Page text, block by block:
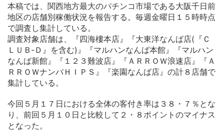
本稿では、関西地方最大のパチンコ市場である大阪千日前
地区の店舗別稼働状況を報告する。毎週金曜日１５時時点
で調査し集計している。
調査対象店舗は、『四海樓本店』『大東洋なんば店(『Ｃ
ＬＵＢ‐Ｄ』を含む)』『マルハンなんば本館』『マルハン
なんば新館』『１２３難波店』『ＡＲＲＯＷ浪速店』『Ａ
ＲＲＯＷナンバＨＩＰＳ』『楽園なんば店』の計８店舗で
集計している。
今回５月１７日における全体の客付き率は３８・７％とな
り、前回５月１０日と比較して２・８ポイントのマイナス
となった。